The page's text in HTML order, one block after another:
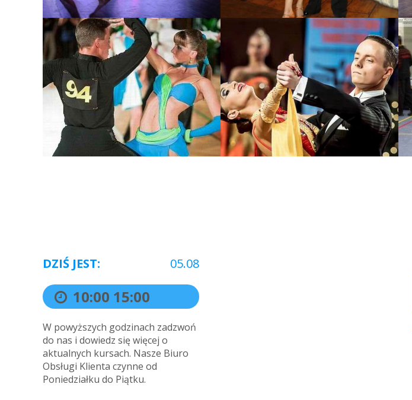
DZIŚ JEST: 05.08
10:00 15:00
W powyższych godzinach zadzwoń
do nas i dowiedz się więcej o
aktualnych kursach. Nasze Biuro
Obsługi Klienta czynne od
Poniedziałku do Piątku.